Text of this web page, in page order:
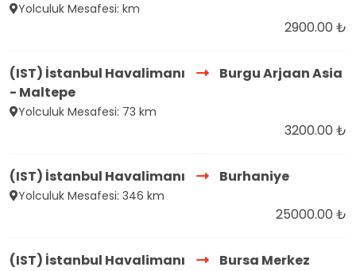
Yolculuk Mesafesi: km
2900.00 ₺
(IST) İstanbul Havalimanı
Burgu Arjaan Asia
- Maltepe
Yolculuk Mesafesi: 73 km
3200.00 ₺
(IST) İstanbul Havalimanı Burhaniye
Yolculuk Mesafesi: 346 km
25000.00 ₺
(IST) İstanbul Havalimanı Bursa Merkez